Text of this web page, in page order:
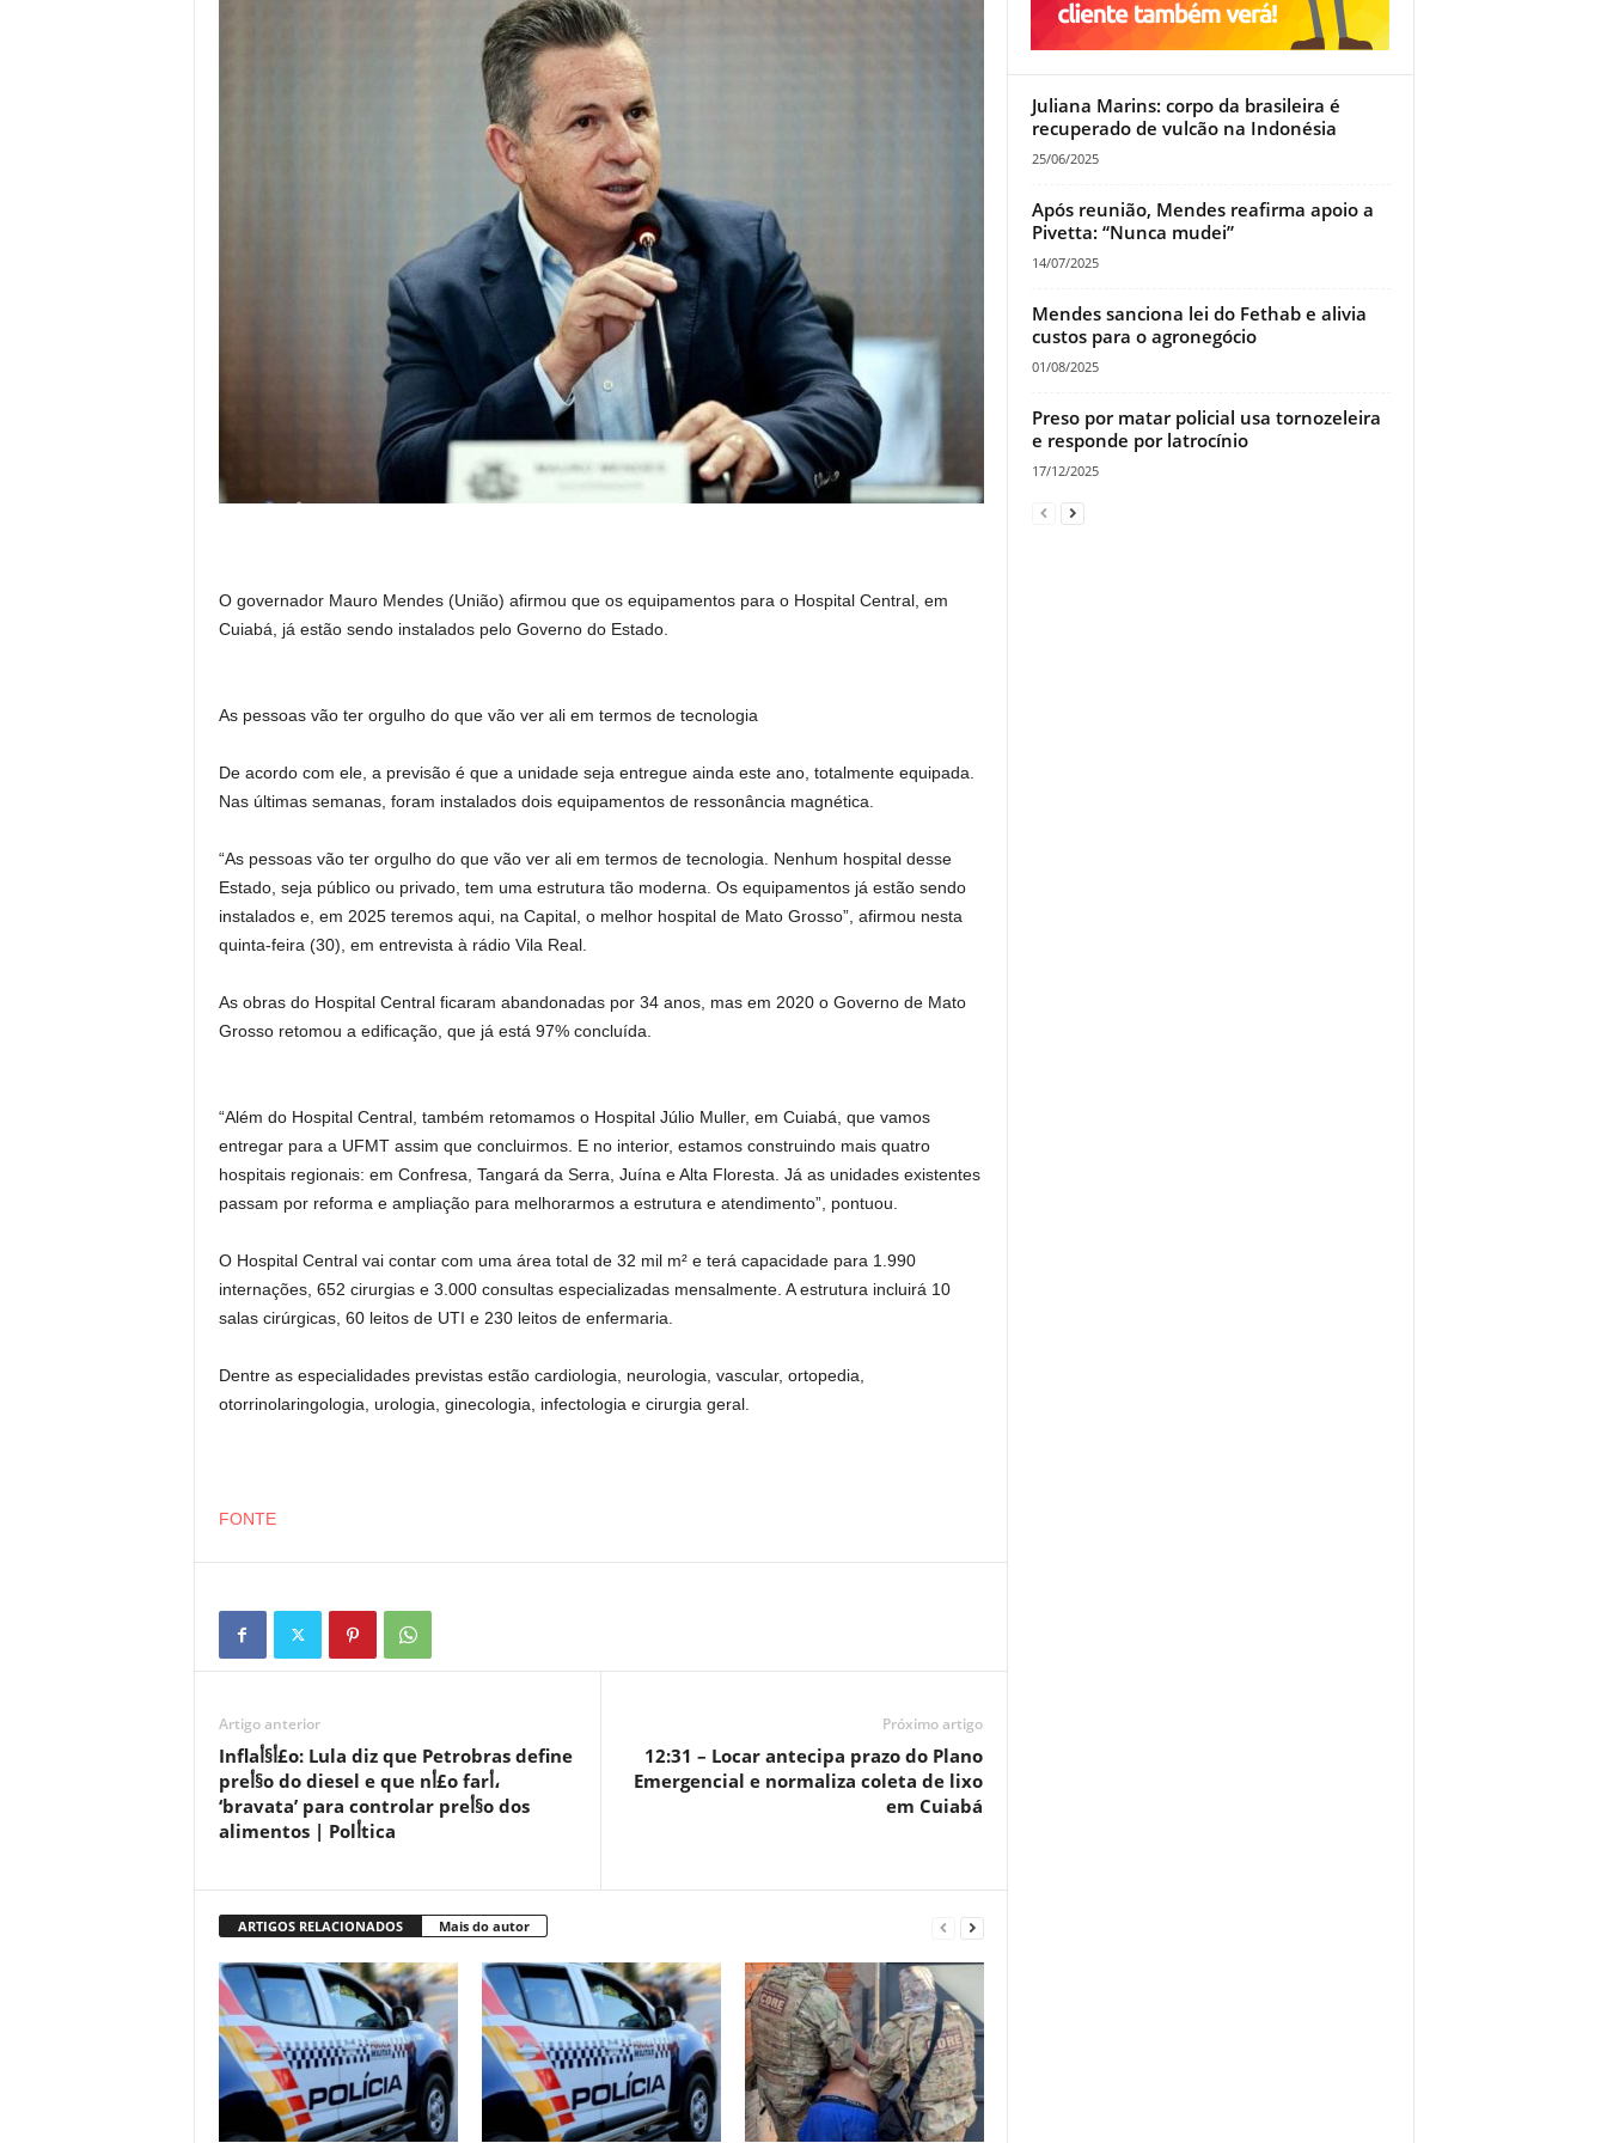
O governador Mauro Mendes (União) afirmou que os equipamentos para o Hospital Central, em
Cuiabá, já estão sendo instalados pelo Governo do Estado.
As pessoas vão ter orgulho do que vão ver ali em termos de tecnologia
De acordo com ele, a previsão é que a unidade seja entregue ainda este ano, totalmente equipada.
Nas últimas semanas, foram instalados dois equipamentos de ressonância magnética.
“As pessoas vão ter orgulho do que vão ver ali em termos de tecnologia. Nenhum hospital desse
Estado, seja público ou privado, tem uma estrutura tão moderna. Os equipamentos já estão sendo
instalados e, em 2025 teremos aqui, na Capital, o melhor hospital de Mato Grosso”, afirmou nesta
quinta-feira (30), em entrevista à rádio Vila Real.
As obras do Hospital Central ficaram abandonadas por 34 anos, mas em 2020 o Governo de Mato
Grosso retomou a edificação, que já está 97% concluída.
“Além do Hospital Central, também retomamos o Hospital Júlio Muller, em Cuiabá, que vamos
entregar para a UFMT assim que concluirmos. E no interior, estamos construindo mais quatro
hospitais regionais: em Confresa, Tangará da Serra, Juína e Alta Floresta. Já as unidades existentes
passam por reforma e ampliação para melhorarmos a estrutura e atendimento”, pontuou.
O Hospital Central vai contar com uma área total de 32 mil m² e terá capacidade para 1.990
internações, 652 cirurgias e 3.000 consultas especializadas mensalmente. A estrutura incluirá 10
salas cirúrgicas, 60 leitos de UTI e 230 leitos de enfermaria.
Dentre as especialidades previstas estão cardiologia, neurologia, vascular, ortopedia,
otorrinolaringologia, urologia, ginecologia, infectologia e cirurgia geral.
FONTE
Artigo anterior
Inflaأ§أ£o: Lula diz que Petrobras define
preأ§o do diesel e que nأ£o farأ،
‘bravata’ para controlar preأ§o dos
alimentos | Polأ­tica
Próximo artigo
12:31 – Locar antecipa prazo do Plano
Emergencial e normaliza coleta de lixo
em Cuiabá
ARTIGOS RELACIONADOS Mais do autor
Juliana Marins: corpo da brasileira é
recuperado de vulcão na Indonésia
25/06/2025
Após reunião, Mendes reafirma apoio a
Pivetta: “Nunca mudei”
14/07/2025
Mendes sanciona lei do Fethab e alivia
custos para o agronegócio
01/08/2025
Preso por matar policial usa tornozeleira
e responde por latrocínio
17/12/2025